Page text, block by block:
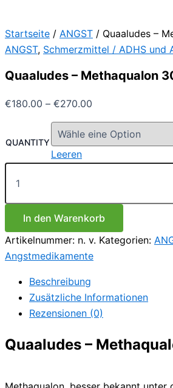
Startseite / ANGST / Quaaludes –
ANGST, Schmerzmittel / ADHS und
Quaaludes – Methaqualon
€180.00 – €270.00
bis
€270.00
QUANTITY
Leeren
Quaaludes
300
Menge
In den Warenkorb
Artikelnummer: n. v. Kategorien:
Angstmedikamente
Beschreibung
Zusätzliche Informationen
Rezensionen (0)
Quaaludes –